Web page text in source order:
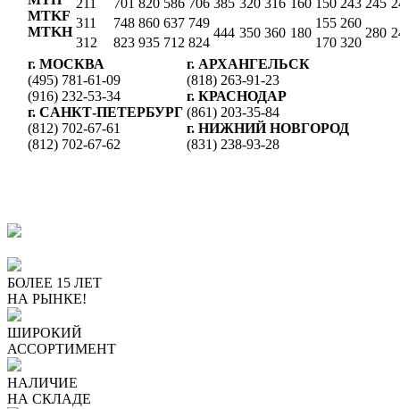
MTKF
MTKH
311
748 860 637 749
444 350 360 180
155 260
280
312 823 935 712 824 170 320
г. МОСКВА
(495) 781-61-09
(916) 232-53-34
г. CАНКТ-ПЕТЕРБУРГ
(812) 702-67-61
(812) 702-67-62
г. АРХАНГЕЛЬСК
(818) 263-91-23
г. КРАСНОДАР
(861) 203-35-84
г. НИЖНИЙ НОВГОРОД
(831) 238-93-28
БОЛЕЕ 15 ЛЕТ
НА РЫНКЕ!
ШИРОКИЙ
АССОРТИМЕНТ
НАЛИЧИЕ
НА СКЛАДЕ